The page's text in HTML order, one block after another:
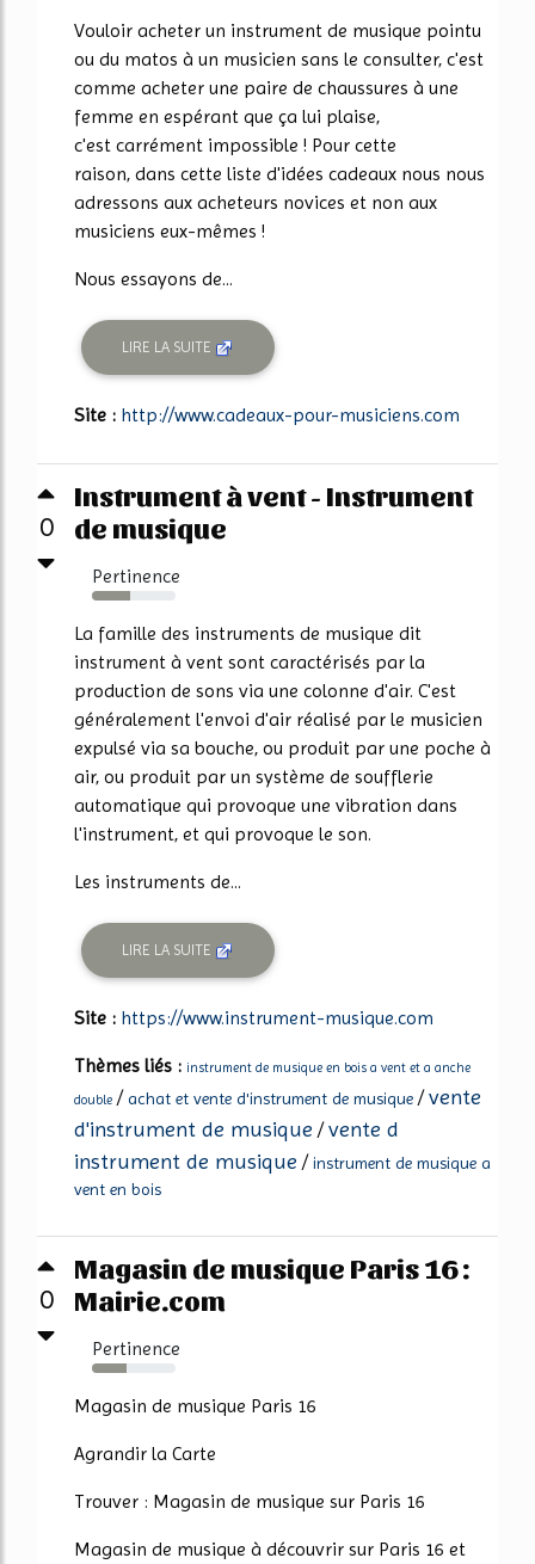
Vouloir acheter un instrument de musique pointu
ou du matos à un musicien sans le consulter, c'est
comme acheter une paire de chaussures à une
femme en espérant que ça lui plaise,
c'est carrément impossible ! Pour cette
raison, dans cette liste d'idées cadeaux nous nous
adressons aux acheteurs novices et non aux
musiciens eux-mêmes !
Nous essayons de...
LIRE LA SUITE
Site : http://www.cadeaux-pour-musiciens.com
0
Instrument à vent - Instrument
de musique
Pertinence
46%
La famille des instruments de musique dit
instrument à vent sont caractérisés par la
production de sons via une colonne d'air. C'est
généralement l'envoi d'air réalisé par le musicien
expulsé via sa bouche, ou produit par une poche à
air, ou produit par un système de soufflerie
automatique qui provoque une vibration dans
l'instrument, et qui provoque le son.
Les instruments de...
LIRE LA SUITE
Site : https://www.instrument-musique.com
Thèmes liés : instrument de musique en bois a vent et a anche
double /achat et vente d'instrument de musique /vente
d'instrument de musique /vente d
instrument de musique /instrument de musique a
vent en bois
0
Magasin de musique Paris 16 :
Mairie.com
Pertinence
41%
Magasin de musique Paris 16
Agrandir la Carte
Trouver : Magasin de musique sur Paris 16
Magasin de musique à découvrir sur Paris 16 et